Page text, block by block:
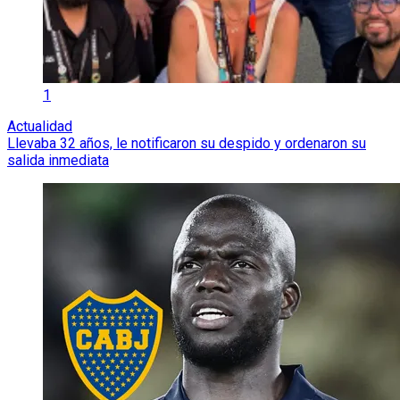
1
Actualidad
Llevaba 32 años, le notificaron su despido y ordenaron su
salida inmediata